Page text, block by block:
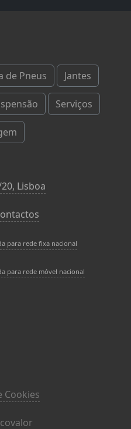
de Pneus Jantes
Serviços
Lisboa
para rede fixa nacional
para rede móvel nacional
Cookies